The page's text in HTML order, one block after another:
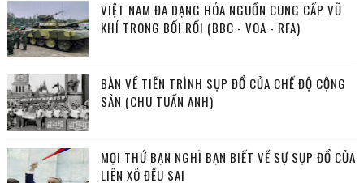
VIỆT NAM ĐA DẠNG HÓA NGUỒN CUNG CẤP VŨ
KHÍ TRONG BỐI RỐI (BBC - VOA - RFA)
BÀN VỀ TIẾN TRÌNH SỤP ĐỔ CỦA CHẾ ĐỘ CỘNG
SẢN (CHU TUẤN ANH)
MỌI THỨ BẠN NGHĨ BẠN BIẾT VỀ SỰ SỤP ĐỔ CỦA
LIÊN XÔ ĐỀU SAI